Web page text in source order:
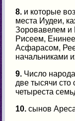
8. и которые
места Иудеи,
Зоровавелем
Рисеем,
Асфарасом,
начальниками
9. Число
две тысячи
четыреста
10. сынов